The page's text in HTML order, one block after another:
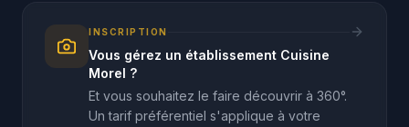
INSCRIPTION
Vous gérez un établissement Cuisine
Morel ?
Et vous souhaitez le faire découvrir à 360°.
Un tarif préférentiel s'applique à votre